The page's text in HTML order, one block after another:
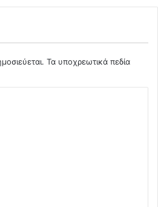
Τα υποχρεωτικά πεδία